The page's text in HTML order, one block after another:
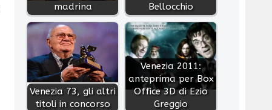
madrina
Bellocchio
Venezia 73, gli altri
titoli in concorso
Venezia 2011:
anteprima per Box
Office 3D di Ezio
Greggio